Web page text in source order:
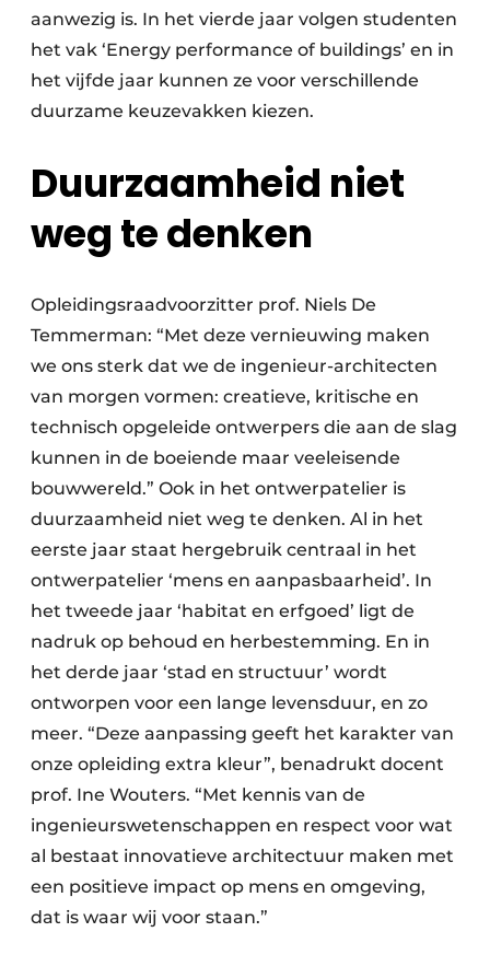
aanwezig is. In het vierde jaar volgen studenten
het vak ‘Energy performance of buildings’ en in
het vijfde jaar kunnen ze voor verschillende
duurzame keuzevakken kiezen.
Duurzaamheid niet
weg te denken
Opleidingsraadvoorzitter prof. Niels De
Temmerman: “Met deze vernieuwing maken
we ons sterk dat we de ingenieur-architecten
van morgen vormen: creatieve, kritische en
technisch opgeleide ontwerpers die aan de slag
kunnen in de boeiende maar veeleisende
bouwwereld.” Ook in het ontwerpatelier is
duurzaamheid niet weg te denken. Al in het
eerste jaar staat hergebruik centraal in het
ontwerpatelier ‘mens en aanpasbaarheid’. In
het tweede jaar ‘habitat en erfgoed’ ligt de
nadruk op behoud en herbestemming. En in
het derde jaar ‘stad en structuur’ wordt
ontworpen voor een lange levensduur, en zo
meer. “Deze aanpassing geeft het karakter van
onze opleiding extra kleur”, benadrukt docent
prof. Ine Wouters. “Met kennis van de
ingenieurswetenschappen en respect voor wat
al bestaat innovatieve architectuur maken met
een positieve impact op mens en omgeving,
dat is waar wij voor staan.”